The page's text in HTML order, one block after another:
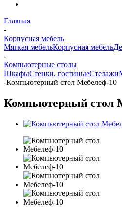
Главная
-
Корпусная мебель
Мягкая мебельКорпусная мебель
-
Компьютерные столы
ШкафыСтенки, гостиныеСтелажи
-Компьютерный стол Мебелеф-10
Компьютерный стол